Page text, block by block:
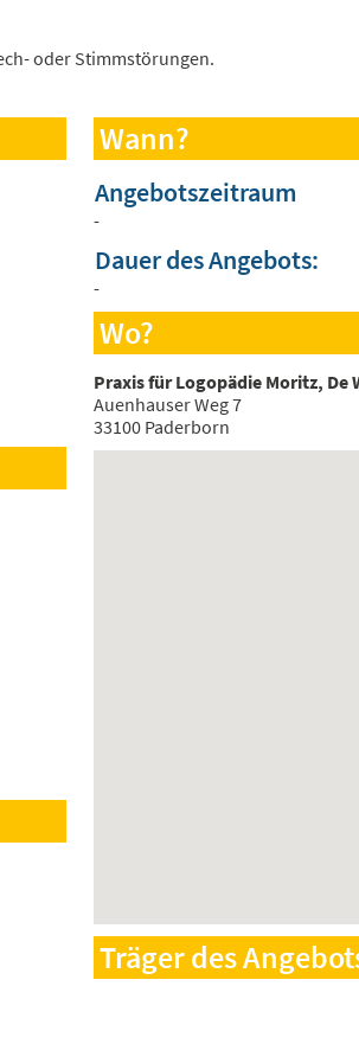
oder Stimmstörungen.
Wann?
Angebotszeitraum
-
Dauer des Angebots:
-
Wo?
Praxis für Logopädie Moritz, De
Auenhauser Weg 7
33100 Paderborn
Träger des